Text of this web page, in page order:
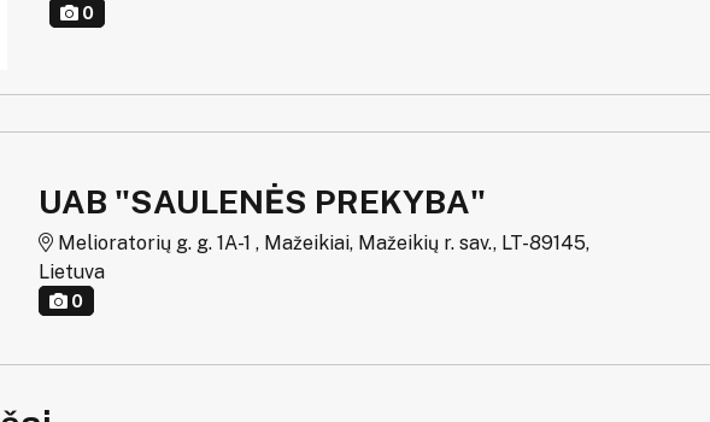
0
UAB "SAULENĖS PREKYBA"
Melioratorių g. g. 1A-1 , Mažeikiai, Mažeikių r. sav., LT-89145,
Lietuva
0